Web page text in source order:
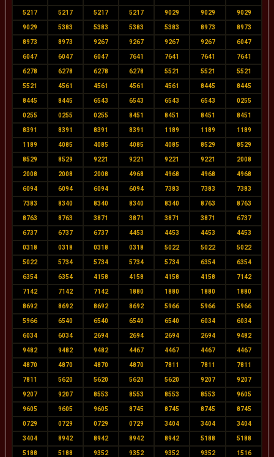
5217 5217 5217 5217 9029 9029 9029
9029 5383 5383 5383 5383 8973 8973
8973 8973 9267 9267 9267 9267 6047
6047 6047 6047 7641 7641 7641 7641
6278 6278 6278 6278 5521 5521 5521
5521 4561 4561 4561 4561 8445 8445
8445 8445 6543 6543 6543 6543 0255
0255 0255 0255 8451 8451 8451 8451
8391 8391 8391 8391 1189 1189 1189
1189 4085 4085 4085 4085 8529 8529
8529 8529 9221 9221 9221 9221 2008
2008 2008 2008 4968 4968 4968 4968
6094 6094 6094 6094 7383 7383 7383
7383 8340 8340 8340 8340 8763 8763
8763 8763 3871 3871 3871 3871 6737
6737 6737 6737 4453 4453 4453 4453
0318 0318 0318 0318 5022 5022 5022
5022 5734 5734 5734 5734 6354 6354
6354 6354 4158 4158 4158 4158 7142
7142 7142 7142 1880 1880 1880 1880
8692 8692 8692 8692 5966 5966 5966
5966 6540 6540 6540 6540 6034 6034
6034 6034 2694 2694 2694 2694 9482
9482 9482 9482 4467 4467 4467 4467
4870 4870 4870 4870 7811 7811 7811
7811 5620 5620 5620 5620 9207 9207
9207 9207 8553 8553 8553 8553 9605
9605 9605 9605 8745 8745 8745 8745
0729 0729 0729 0729 3404 3404 3404
3404 8942 8942 8942 8942 5188 5188
5188 5188 9352 9352 9352 9352 1516